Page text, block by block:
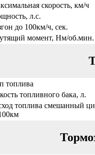
скорость, км/ч
л.с.
до 100км/ч, сек.
момент, Нм/об.мин.
топлива
топливного бака, л.
топлива смешанный